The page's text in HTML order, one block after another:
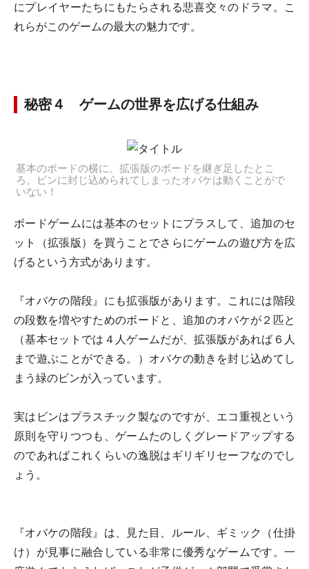
にプレイヤーたちにもたらされる悲喜交々のドラマ。こ
れらがこのゲームの最大の魅力です。
秘密４ ゲームの世界を広げる仕組み
基本のボードの横に、拡張版のボードを継ぎ足したとこ
ろ。ビンに封じ込められてしまったオバケは動くことがで
いない！
ボードゲームには基本のセットにプラスして、追加のセ
ット（拡張版）を買うことでさらにゲームの遊び方を広
げるという方式があります。
『オバケの階段』にも拡張版があります。これには階段
の段数を増やすためのボードと、追加のオバケが２匹と
（基本セットでは４人ゲームだが、拡張版があれば６人
まで遊ぶことができる。）オバケの動きを封じ込めてし
まう緑のビンが入っています。
実はビンはプラスチック製なのですが、エコ重視という
原則を守りつつも、ゲームたのしくグレードアップする
のであればこれくらいの逸脱はギリギリセーフなのでし
ょう。
『オバケの階段』は、見た目、ルール、ギミック（仕掛
け）が見事に融合している非常に優秀なゲームです。一